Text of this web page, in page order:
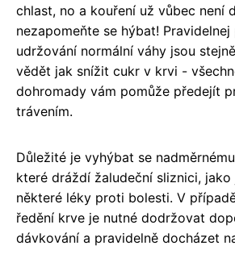
chlast, no a kouření už vůbec není
nezapomeňte se hýbat! Pravidelnej
udržování normální váhy jsou
vědět jak snížit cukr v krvi -
dohromady vám pomůže předejít
trávením.
Důležité je vyhýbat se
které dráždí žaludeční sliznici, jako
některé léky proti bolesti. V
ředění krve je nutné dodržovat
dávkování a pravidelně docházet